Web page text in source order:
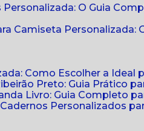
Personalizada: O Guia
Camiseta Personalizada:
Como Escolher a Ideal
Preto: Guia Prático
Livro: Guia Completo
Personalizados